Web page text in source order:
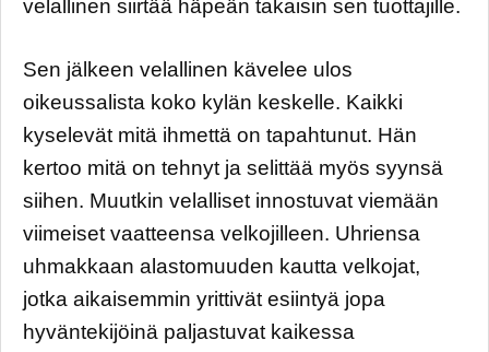
velallinen siirtää häpeän takaisin sen tuottajille.
Sen jälkeen velallinen kävelee ulos
oikeussalista koko kylän keskelle. Kaikki
kyselevät mitä ihmettä on tapahtunut. Hän
kertoo mitä on tehnyt ja selittää myös syynsä
siihen. Muutkin velalliset innostuvat viemään
viimeiset vaatteensa velkojilleen. Uhriensa
uhmakkaan alastomuuden kautta velkojat,
jotka aikaisemmin yrittivät esiintyä jopa
hyväntekijöinä paljastuvat kaikessa